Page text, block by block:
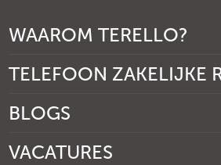
WAAROM TERELLO?
TELEFOON ZAKELIJKE
BLOGS
VACATURES